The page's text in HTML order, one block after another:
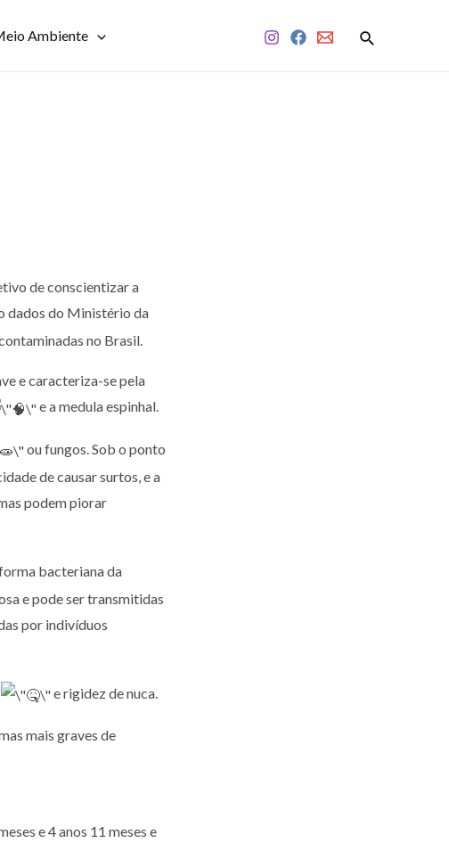
Ambiente
de conscientizar a
dados do Ministério da
no Brasil.
e caracteriza-se pela
e a medula espinhal.
ou fungos. Sob o ponto
de causar surtos, e a
podem piorar
forma bacteriana da
e pode ser transmitidas
por indivíduos
e rigidez de nuca.
mais graves de
e 4 anos 11 meses e